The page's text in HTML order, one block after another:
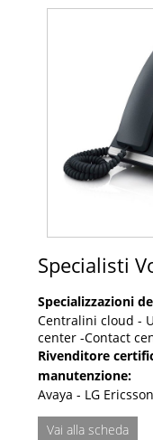
Specialisti
Specializzazioni
Centralini cloud -
center -Contact
Rivenditore
manutenzione:
Avaya - LG
Vai alla scheda